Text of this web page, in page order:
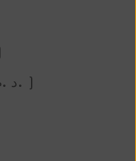
Sahara occidental (MAD د.م.)